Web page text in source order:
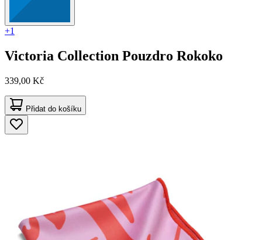
+1
Victoria Collection Pouzdro Rokoko
339,00 Kč
Přidat do košíku